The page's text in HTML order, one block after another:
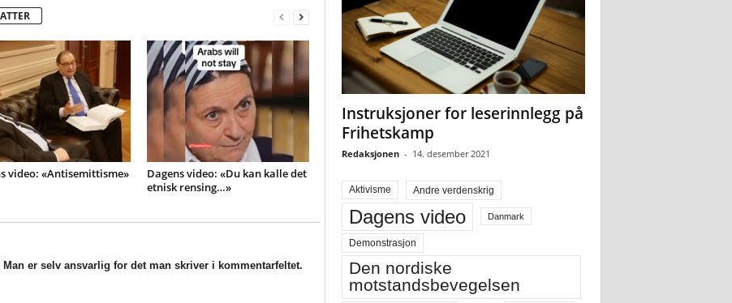
video: «Antisemittisme»
Dagens video: «Du kan kalle det
etnisk rensing…»
er selv ansvarlig for det man skriver i kommentarfeltet.
Instruksjoner for leserinnlegg på
Frihetskamp
Redaksjonen - 14. desember 2021
Aktivisme Andre verdenskrig
Dagens video Danmark
Demonstrasjon
Den nordiske
motstandsbevegelsen